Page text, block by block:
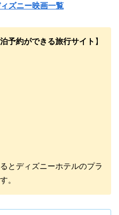
ズニー映画一覧
予約ができる旅行サイト 】
とディズニーホテルのプラ
。